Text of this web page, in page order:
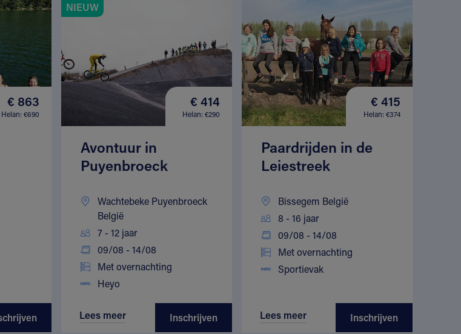
€ 863
Helan: €690
NIEUW
€ 414
Helan: €290
Avontuur in
Puyenbroeck
Wachtebeke Puyenbroeck
België
7 - 12 jaar
09/08 - 14/08
Met overnachting
Heyo
Lees meer Inschrijven
€ 415
Helan: €374
Paardrijden in de
Leiestreek
Bissegem België
8 - 16 jaar
09/08 - 14/08
Met overnachting
Sportievak
Lees meer Inschrijven